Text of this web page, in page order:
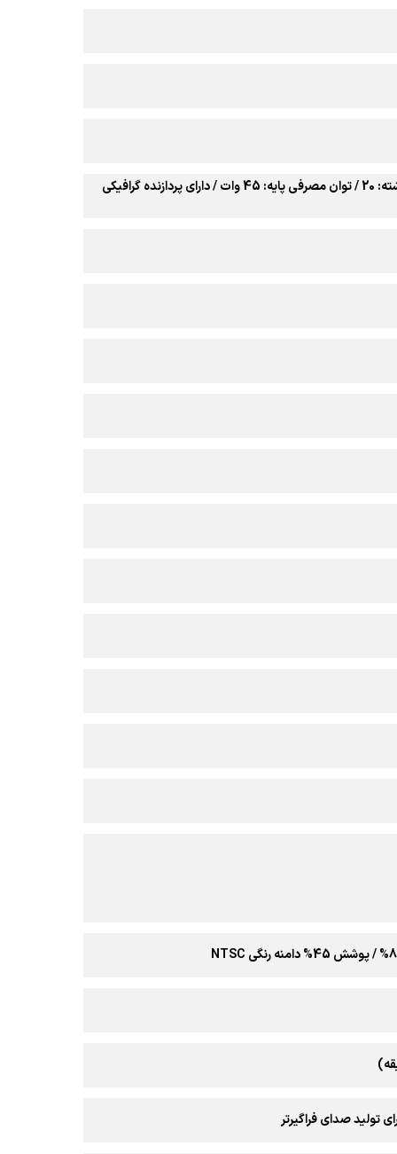
نسل 13 اینتل / تعداد هسته: 14 (6 هسته Performance و 8 هسته Efficient) / تعداد رشته: 20 / توان مصرفی پایه: 45 وات / دارای پردازنده گرافیکی